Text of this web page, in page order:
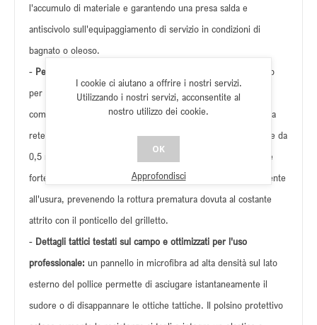
l'accumulo di materiale e garantendo una presa salda e
antiscivolo sull'equipaggiamento di servizio in condizioni di
bagnato o oleoso.
- Pelle bovina di alta qualità e autentico Cordura®.
Progettato
per resistere a brutali spostamenti tattici, il retro del telaio
combina pelle bovina di alta qualità resistente agli urti con una
rete elasticizzata a scaletta ultra sottile e altamente traspirante da
0,5 mm. La parete laterale ad alta sollecitazione per l'indice è
fortemente rinforzata con autentico tessuto Cordura® resistente
all'usura, prevenendo la rottura prematura dovuta al costante
attrito con il ponticello del grilletto.
- Dettagli tattici testati sul campo e ottimizzati per l'uso
professionale: un pannello in microfibra ad alta densità sul lato
esterno del pollice permette di asciugare istantaneamente il
sudore o di disappannare le ottiche tattiche. Il polsino protettivo
I cookie ci aiutano a offrire i nostri servizi.
Utilizzando i nostri servizi, acconsentite al
nostro utilizzo dei cookie.
OK
Approfondisci